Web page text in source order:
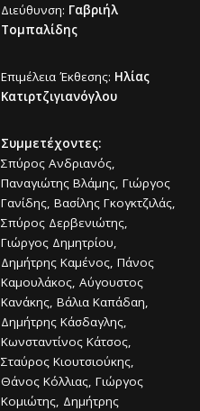
Διεύθυνση: Γαβριήλ
Τομπαλίδης
Επιμέλεια Έκθεσης: Ηλίας
Κατιρτζιγιανόγλου
Συμμετέχοντες:
Σπύρος Ανδριανός,
Παναγιώτης Βλάμης, Γιώργος
Γανίδης, Βασίλης Γκογκτζιλάς,
Σπύρος Δερβενιώτης,
Γιώργος Δημητρίου,
Δημήτρης Καμένος, Πάνος
Καμουλάκος, Αύγουστος
Κανάκης, Βάλια Καπάδαη,
Δημήτρης Κάσδαγλης,
Κωνσταντίνος Κάτσος,
Σταύρος Κιουτσιούκης,
Θάνος Κόλλιας, Γιώργος
Κομιώτης, Δημήτρης